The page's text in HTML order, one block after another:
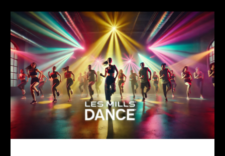
インストラクター
Q&A
お客様の声
ブログ
お問い合わせ
Instagram